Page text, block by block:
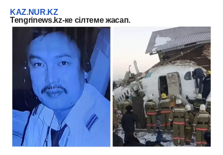
KAZ.NUR.KZ
Tengrinews.kz-ке сілтеме жасап.